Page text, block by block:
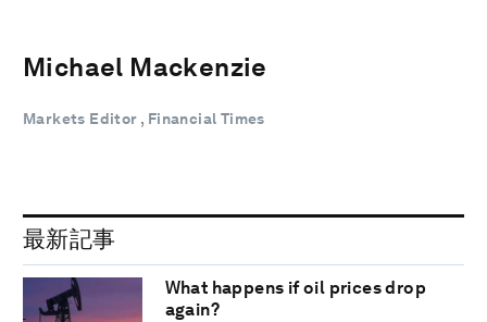
Michael Mackenzie
Markets Editor , Financial Times
最新記事
What happens if oil prices drop
again?